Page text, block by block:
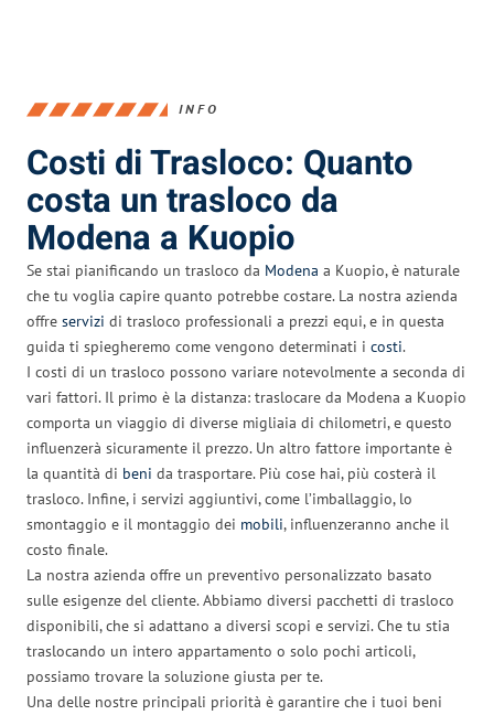
INFO
Costi di Trasloco: Quanto
costa un trasloco da
Modena a Kuopio
Se stai pianificando un trasloco da Modena a Kuopio, è naturale
che tu voglia capire quanto potrebbe costare. La nostra azienda
offre servizi di trasloco professionali a prezzi equi, e in questa
guida ti spiegheremo come vengono determinati i costi.
I costi di un trasloco possono variare notevolmente a seconda di
vari fattori. Il primo è la distanza: traslocare da Modena a Kuopio
comporta un viaggio di diverse migliaia di chilometri, e questo
influenzerà sicuramente il prezzo. Un altro fattore importante è
la quantità di beni da trasportare. Più cose hai, più costerà il
trasloco. Infine, i servizi aggiuntivi, come l’imballaggio, lo
smontaggio e il montaggio dei mobili, influenzeranno anche il
costo finale.
La nostra azienda offre un preventivo personalizzato basato
sulle esigenze del cliente. Abbiamo diversi pacchetti di trasloco
disponibili, che si adattano a diversi scopi e servizi. Che tu stia
traslocando un intero appartamento o solo pochi articoli,
possiamo trovare la soluzione giusta per te.
Una delle nostre principali priorità è garantire che i tuoi beni